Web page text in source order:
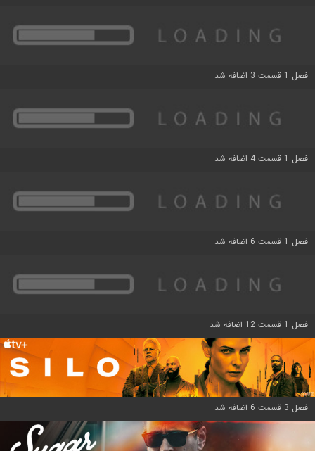
فصل 1 قسمت 3 اضافه شد
فصل 1 قسمت 4 اضافه شد
فصل 1 قسمت 6 اضافه شد
فصل 1 قسمت 12 اضافه شد
فصل 3 قسمت 6 اضافه شد